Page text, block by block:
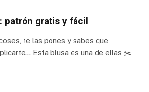
patrón gratis y fácil
te las pones y sabes que
Esta blusa es una de ellas ✂️